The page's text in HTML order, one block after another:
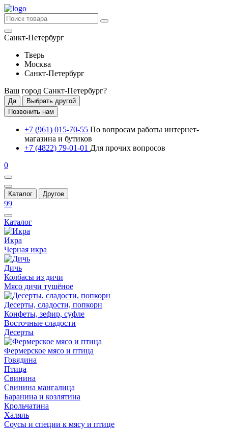
Санкт-Петербург
Тверь
Москва
Санкт-Петербург
Ваш город Санкт-Петербург?
Да
Выбрать другой
Позвонить нам
+7 (961) 015-70-55 По вопросам работы интернет-
магазина и бутиков
+7 (4822) 79-01-01 Для прочих вопросов
0
Каталог Другое
99
Каталог
Икра
Черная икра
Дичь
Колбасы из дичи
Мясо дичи тушёное
Десерты, сладости, попкорн
Конфеты, зефир, суфле
Восточные сладости
Десерты
Фермерское мясо и птица
Говядина
Птица
Свинина
Свинина мангалица
Баранина и козлятина
Крольчатина
Халяль
Соусы и специи к мясу и птице